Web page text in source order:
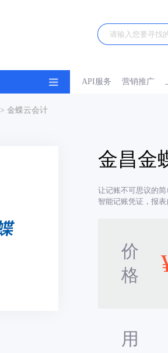
API服务 营销推广
> 金蝶云会计
金昌金
让记账不可思议的
智能记账凭证，报
价
格
用